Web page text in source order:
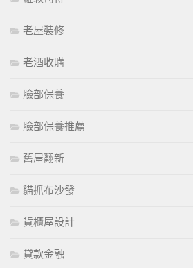
老屋裝修
老酒收購
臉部保養
臉部保養推薦
舊屋翻新
貓抓布沙發
貨櫃屋設計
貸款金融